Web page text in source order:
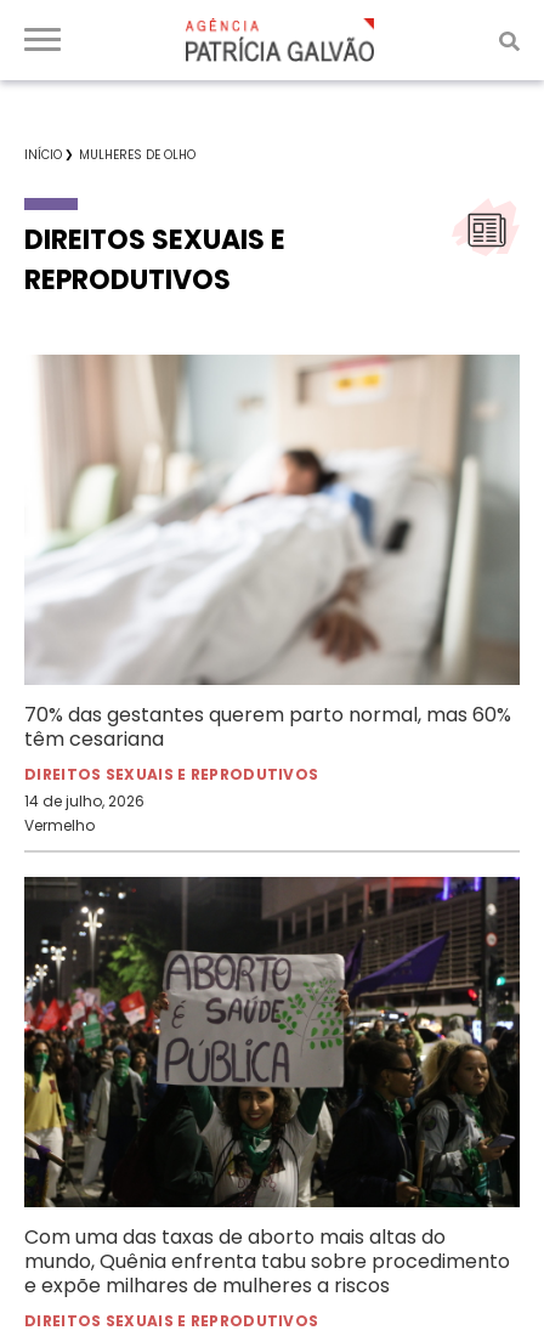
INÍCIO MULHERES DE OLHO
DIREITOS SEXUAIS E
REPRODUTIVOS
70% das gestantes querem parto normal, mas 60%
têm cesariana
DIREITOS SEXUAIS E REPRODUTIVOS
14 de julho, 2026
Vermelho
Com uma das taxas de aborto mais altas do
mundo, Quênia enfrenta tabu sobre procedimento
e expõe milhares de mulheres a riscos
DIREITOS SEXUAIS E REPRODUTIVOS